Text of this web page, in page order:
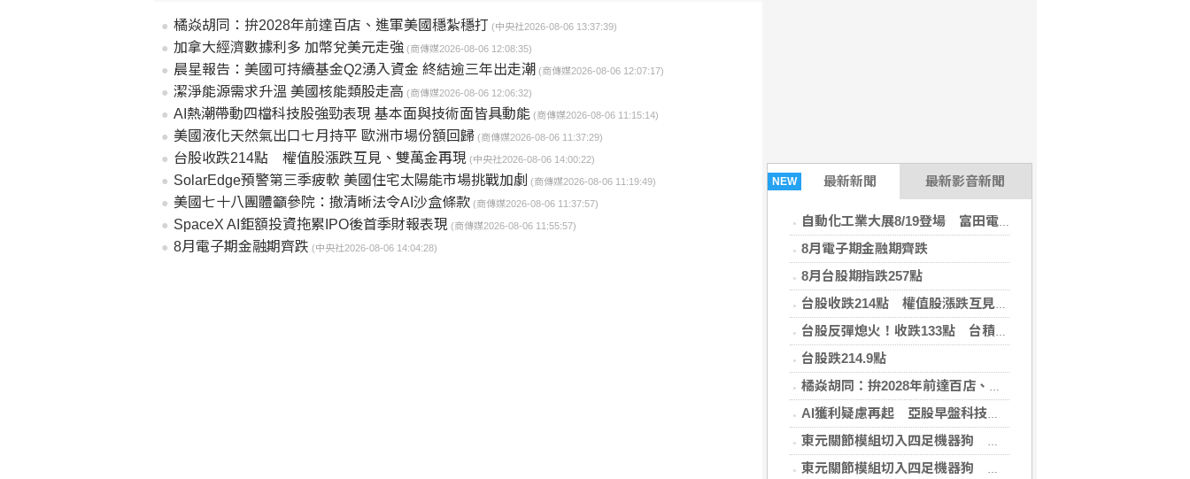
NEW 最新新聞 最新影音新聞
自動化工業大展8/19登場 富田電機秀機器人關節模組
8月電子期金融期齊跌
8月台股期指跌257點
台股收跌214點 權值股漲跌互見、雙萬金再現
台股反彈熄火！收跌133點 台積電跌40元
台股跌214.9點
橘焱胡同：拚2028年前達百店、進軍美國穩紮穩打
AI獲利疑慮再起 亞股早盤科技股領跌多數走低
東元關節模組切入四足機器狗 合作開發人形機器人
東元關節模組切入四足機器狗 合作開發人形機器人
橘焱胡同：拚2028年前達百店、進軍美國穩紮穩打 (中央社2026-08-06 13:37:39)
加拿大經濟數據利多 加幣兌美元走強 (商傳媒2026-08-06 12:08:35)
晨星報告：美國可持續基金Q2湧入資金 終結逾三年出走潮 (商傳媒2026-08-06 12:07:17)
潔淨能源需求升溫 美國核能類股走高 (商傳媒2026-08-06 12:06:32)
AI熱潮帶動四檔科技股強勁表現 基本面與技術面皆具動能 (商傳媒2026-08-06 11:15:14)
美國液化天然氣出口七月持平 歐洲市場份額回歸 (商傳媒2026-08-06 11:37:29)
台股收跌214點 權值股漲跌互見、雙萬金再現 (中央社2026-08-06 14:00:22)
SolarEdge預警第三季疲軟 美國住宅太陽能市場挑戰加劇 (商傳媒2026-08-06 11:19:49)
美國七十八團體籲參院：撤清晰法令AI沙盒條款 (商傳媒2026-08-06 11:37:57)
SpaceX AI鉅額投資拖累IPO後首季財報表現 (商傳媒2026-08-06 11:55:57)
8月電子期金融期齊跌 (中央社2026-08-06 14:04:28)